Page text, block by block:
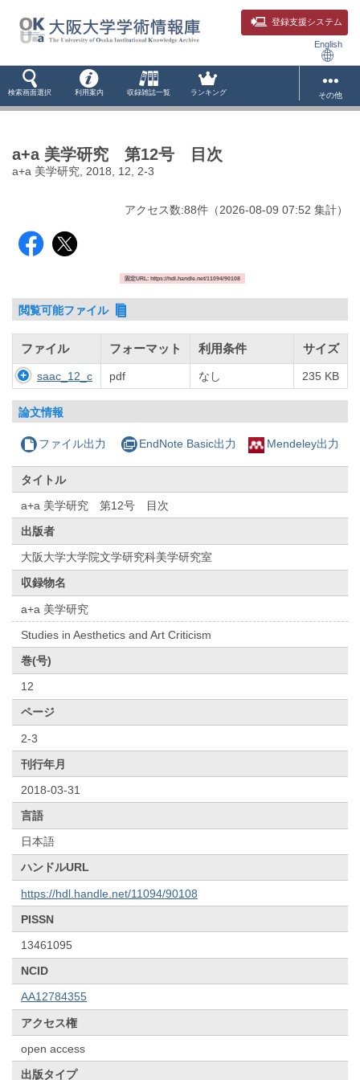
登録支援システム
English
検索画面選択 利用案内 収録雑誌一覧 ランキング その他
a+a 美学研究 第12号 目次
a+a 美学研究, 2018, 12, 2-3
アクセス数:88件 （2026-08-09 07:52 集計）
固定URL: https://hdl.handle.net/11094/90108
閲覧可能ファイル
ファイル フォーマット 利用条件 サイズ
saac_12_c pdf なし 235 KB
論文情報
ファイル出力 EndNote Basic出力 Mendeley出力
タイトル
a+a 美学研究 第12号 目次
出版者
大阪大学大学院文学研究科美学研究室
収録物名
a+a 美学研究
Studies in Aesthetics and Art Criticism
巻(号)
12
ページ
2-3
刊行年月
2018-03-31
言語
日本語
ハンドルURL
https://hdl.handle.net/11094/90108
PISSN
13461095
NCID
AA12784355
アクセス権
open access
出版タイプ